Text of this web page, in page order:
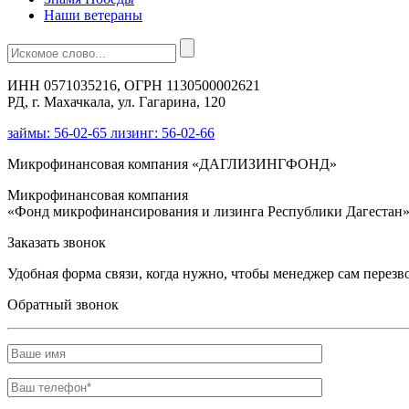
Наши ветераны
ИНН 0571035216, ОГРН 1130500002621
РД, г. Махачкала, ул. Гагарина, 120
займы: 56-02-65 лизинг: 56-02-66
Микрофинансовая компания «ДАГЛИЗИНГФОНД»
Микрофинансовая компания
«Фонд микрофинансирования и лизинга Республики Дагестан»
Заказать звонок
Удобная форма связи, когда нужно, чтобы менеджер сам
Обратный звонок